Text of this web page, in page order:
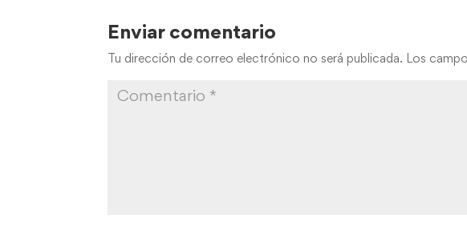
Enviar comentario
Tu dirección de correo electrónico no será publicada. Los